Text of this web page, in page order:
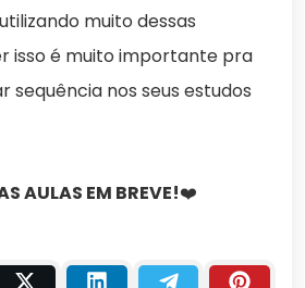
muito dessas
isso é muito importante pra
sequência nos seus estudos
AULAS EM BREVE!❤️